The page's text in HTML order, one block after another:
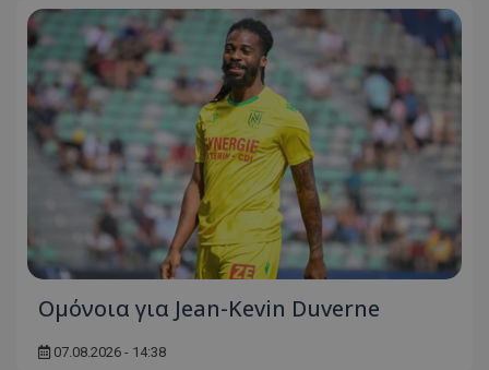
Ομόνοια για Jean-Kevin Duverne
07.08.2026 - 14:38